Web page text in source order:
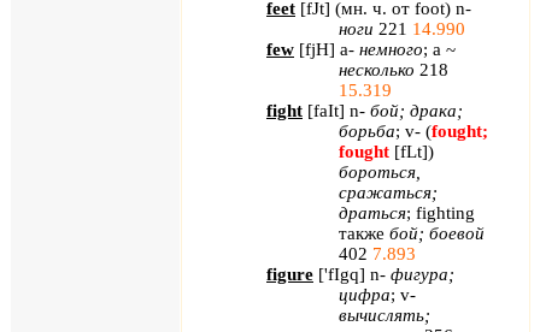
feet [fJt] (мн. ч. от foot) n-
ноги 221 14.990
few [fjH] a- немного; a ~
несколько 218
15.319
fight [faIt] n- бой; драка;
борьба; v- (fought;
fought [fLt])
бороться,
сражаться;
драться; fighting
также бой; боевой
402 7.893
figure ['fIgq] n- фигура;
цифра; v-
вычислять;